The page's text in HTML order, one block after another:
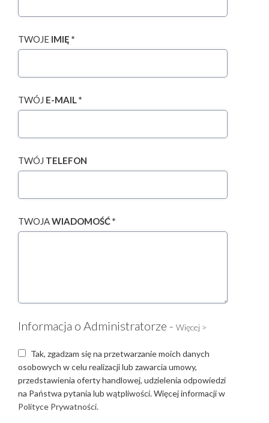
TWOJE IMIĘ *
TWÓJ E-MAIL *
TWÓJ TELEFON
TWOJAWIADOMOŚĆ *
Informacja o Administratorze - Więcej >
Tak, zgadzam się na przetwarzanie moich danych
osobowych w celu realizacji lub zawarcia umowy,
przedstawienia oferty handlowej, udzielenia odpowiedzi
na Państwa pytania lub wątpliwości. Więcej informacji w
Polityce Prywatności.